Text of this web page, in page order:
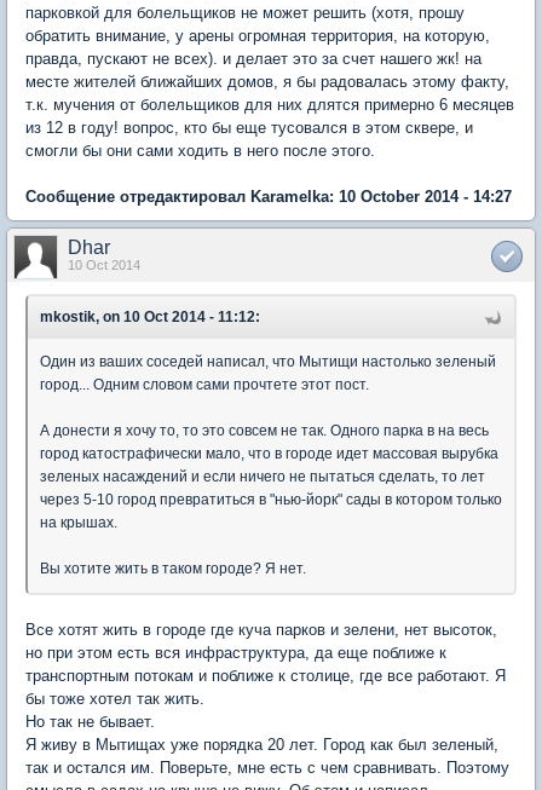
парковкой для болельщиков не может решить (хотя, прошу
обратить внимание, у арены огромная территория, на которую,
правда, пускают не всех). и делает это за счет нашего жк! на
месте жителей ближайших домов, я бы радовалась этому факту,
т.к. мучения от болельщиков для них длятся примерно 6 месяцев
из 12 в году! вопрос, кто бы еще тусовался в этом сквере, и
смогли бы они сами ходить в него после этого.
Сообщение отредактировал Karamelka: 10 October 2014 - 14:27
Dhar
10 Oct 2014
mkostik, on 10 Oct 2014 - 11:12:
Один из ваших соседей написал, что Мытищи настолько зеленый
город... Одним словом сами прочтете этот пост.
А донести я хочу то, то это совсем не так. Одного парка в на весь
город катострафически мало, что в городе идет массовая вырубка
зеленых насаждений и если ничего не пытаться сделать, то лет
через 5-10 город превратиться в "нью-йорк" сады в котором только
на крышах.
Вы хотите жить в таком городе? Я нет.
Все хотят жить в городе где куча парков и зелени, нет высоток,
но при этом есть вся инфраструктура, да еще поближе к
транспортным потокам и поближе к столице, где все работают. Я
бы тоже хотел так жить.
Но так не бывает.
Я живу в Мытищах уже порядка 20 лет. Город как был зеленый,
так и остался им. Поверьте, мне есть с чем сравнивать. Поэтому